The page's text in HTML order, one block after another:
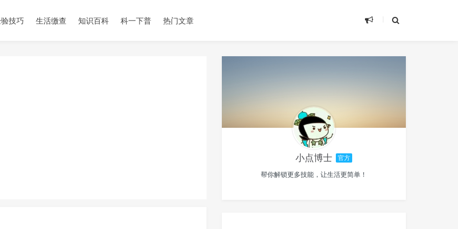
技巧 生活缴查 知识百科 科一下普 热门文章
小点博士 官方
帮你解锁更多技能，让生活更简单！